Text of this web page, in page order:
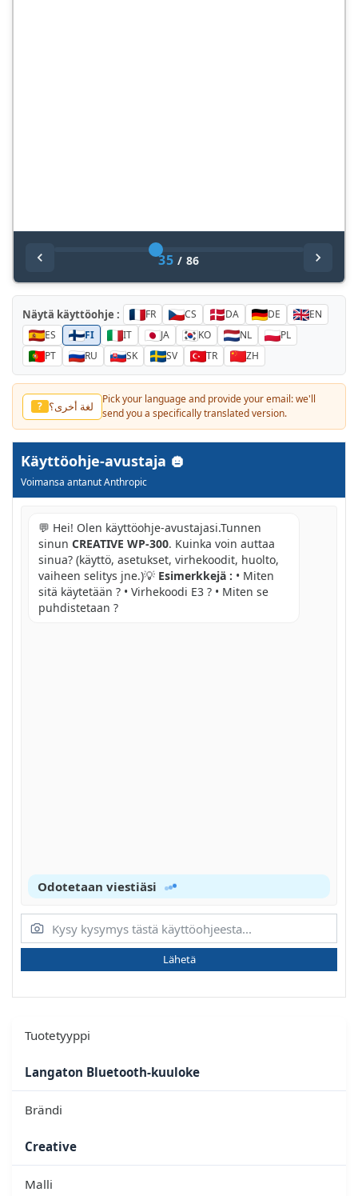
35 / 86
Näytä käyttöohje : FR CS DA DE
EN
ES
FI IT JA KO NL
PL
PT
RU SK SV TR ZH
? لغة أخرى؟
Pick your language and provide your email: we'll
send you a specifically translated version.
Käyttöohje-avustaja
Voimansa antanut Anthropic
💬 Hei! Olen käyttöohje-avustajasi.Tunnen
sinun CREATIVE WP-300. Kuinka voin auttaa
sinua? (käyttö, asetukset, virhekoodit, huolto,
vaiheen selitys jne.)💡 Esimerkkejä : • Miten
sitä käytetään ? • Virhekoodi E3 ? • Miten se
puhdistetaan ?
Odotetaan viestiäsi
Lähetä
Tuotetyyppi
Langaton Bluetooth-kuuloke
Brändi
Creative
Malli